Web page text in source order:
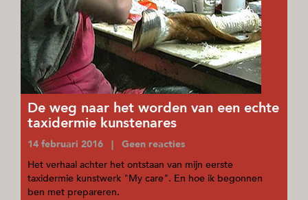
De weg naar het worden van een echte
taxidermie kunstenares
14 februari 2016 | Geen reacties
Het verhaal achter het ontstaan van mijn eerste
taxidermie kunstwerk "My care". En hoe ik begonnen
ben met prepareren.